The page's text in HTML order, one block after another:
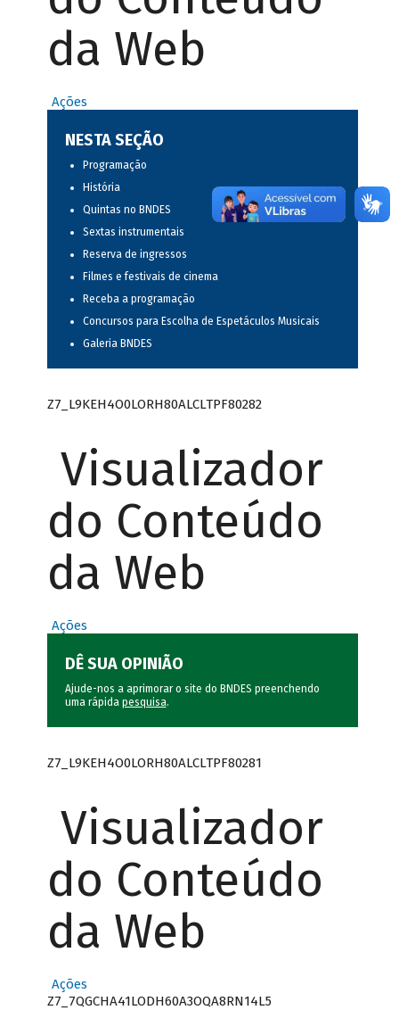
da Web
Ações
NESTA SEÇÃO
Programação
História
Quintas no BNDES
Sextas instrumentais
Reserva de ingressos
Filmes e festivais de cinema
Receba a programação
Concursos para Escolha de Espetáculos Musicais
Galeria BNDES
Z7_L9KEH4O0LORH80ALCLTPF80282
Visualizador
do Conteúdo
da Web
Ações
DÊ SUA OPINIÃO
Ajude-nos a aprimorar o site do BNDES preenchendo
uma rápida pesquisa.
Z7_L9KEH4O0LORH80ALCLTPF80281
Visualizador
do Conteúdo
da Web
Ações
Z7_7QGCHA41LODH60A3OQA8RN14L5